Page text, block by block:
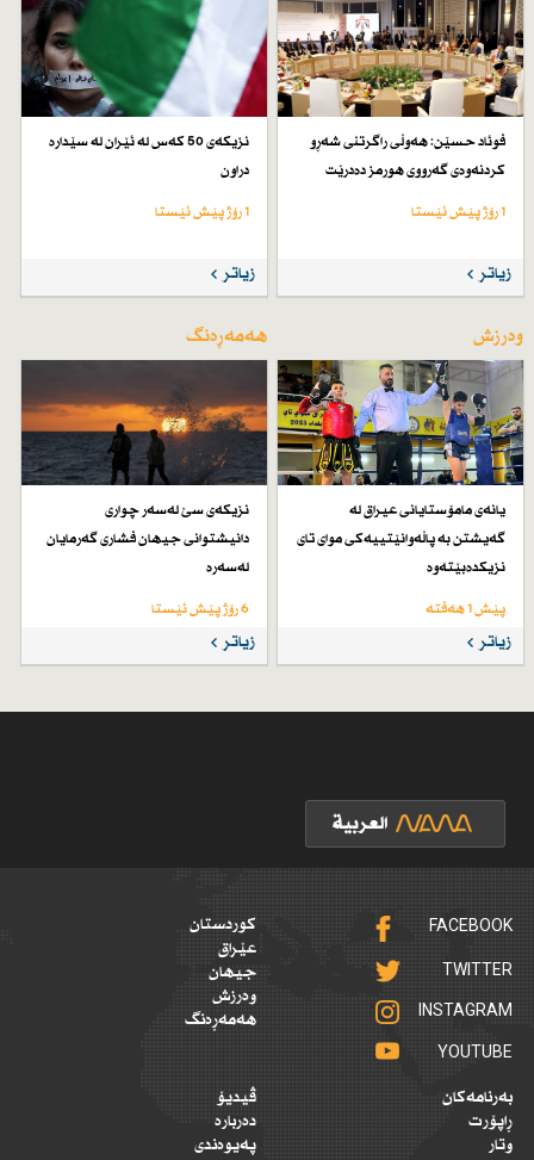
فوئاد حسێن: هەوڵی راگرتنی شەڕو
كردنەوەی گەرووی هورمز دەدرێت
1 رۆژ پێش ئێستا
زیاتر
نزیكەی 50 كەس لە ئێران لە سێدارە
دراون
1 رۆژ پێش ئێستا
زیاتر
وەرزش
یانەی مامۆستایانی عیراق لە
گەیشتن بە پاڵەوانێتییەكی موای تای
نزیكدەبێتەوە
پێش 1 هەفتە
زیاتر
هەمەڕەنگ
نزیكەی سێ لەسەر چواری
دانیشتوانی جیهان فشاری گەرمایان
لەسەرە
6 رۆژ پێش ئێستا
زیاتر
FACEBOOK
TWITTER
INSTAGRAM
YOUTUBE
کوردستان
عێراق
جیهان
وەرزش
هەمەڕەنگ
بەرنامەکان
ڕاپۆرت
وتار
ڤیدیۆ
دەربارە
پەیوەندی